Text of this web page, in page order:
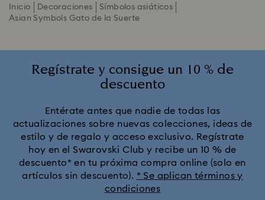
Inicio Decoraciones
Símbolos asiáticos
Asian Symbols Gato de la Suerte
Regístrate y consigue un 10 % de
descuento
Entérate antes que nadie de todas las
actualizaciones sobre nuevas colecciones, ideas de
estilo y de regalo y acceso exclusivo. Regístrate
hoy en el Swarovski Club y recibe un 10 % de
descuento* en tu próxima compra online (solo en
artículos sin descuento). * Se aplican términos y
condiciones